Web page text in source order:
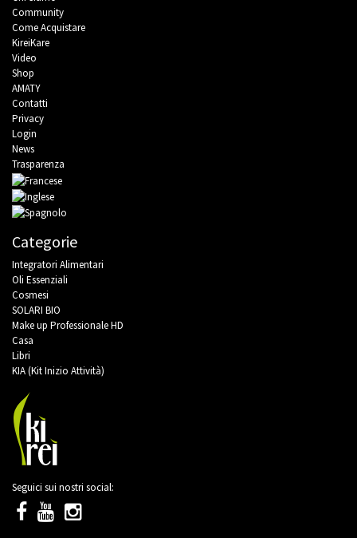
Community
Come Acquistare
KireiKare
Video
Shop
AMATY
Contatti
Privacy
Login
News
Trasparenza
Categorie
Integratori Alimentari
Oli Essenziali
Cosmesi
SOLARI BIO
Make up Professionale HD
Casa
Libri
KIA (Kit Inizio Attività)
Seguici sui nostri social: